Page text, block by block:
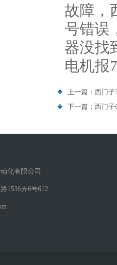
故障，
号错误
器没找
电机报
上一篇： 西门子
下一篇： 西门子
化有限公司
1536弄6号612